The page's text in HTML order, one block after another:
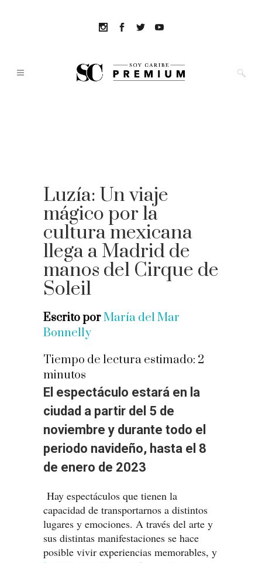
Luzía: Un viaje
mágico por la
cultura mexicana
llega a Madrid de
manos del Cirque de
Soleil
Escrito porMaría del Mar
Bonnelly
Tiempo de lectura estimado: 2
minutos
El espectáculo estará en la
ciudad a partir del 5 de
noviembre y durante todo el
periodo navideño, hasta el 8
de enero de 2023
Hay espectáculos que tienen la
capacidad de transportarnos a distintos
lugares y emociones. A través del arte y
sus distintas manifestaciones se hace
posible vivir experiencias memorables, y